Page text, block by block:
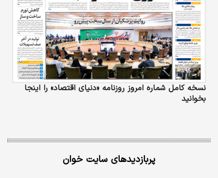
نسخه کامل شماره امروز روزنامه «دنیای‌ اقتصاد» را اینجا
بخوانید
پربازدیدهای سایت خوان